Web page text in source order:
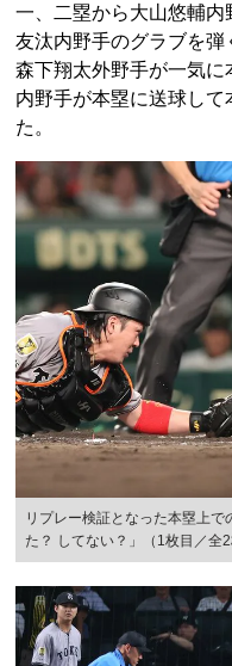
一、二塁から大山悠輔内
友汰内野手のグラブを
森下翔太外野手が一気
内野手が本塁に送球し
た。
リプレー検証となった本塁上
た？ してない？」（1枚目／全